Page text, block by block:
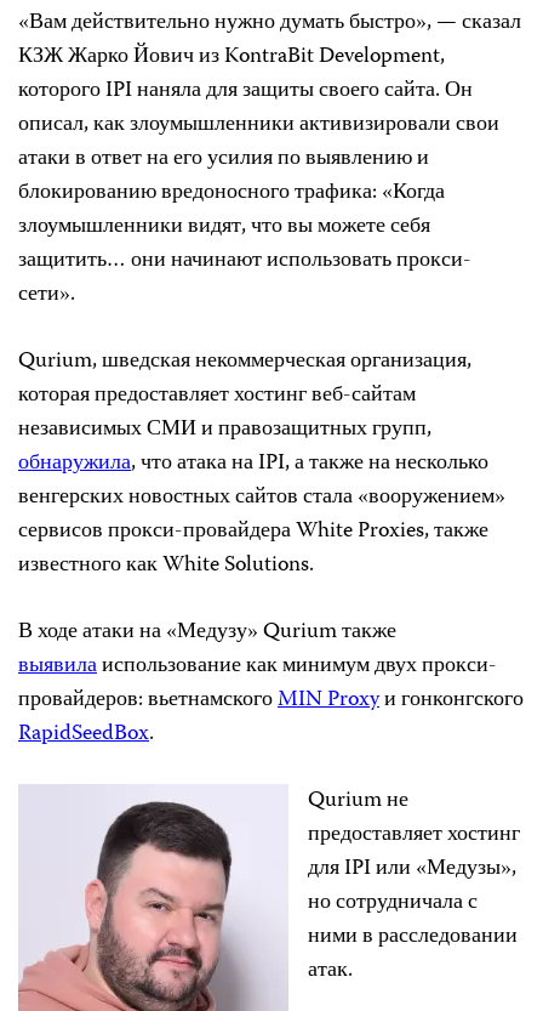
«Вам действительно нужно думать быстро», — сказал
КЗЖ Жарко Йович из KontraBit Development,
которого IPI наняла для защиты своего сайта. Он
описал, как злоумышленники активизировали свои
атаки в ответ на его усилия по выявлению и
блокированию вредоносного трафика: «Когда
злоумышленники видят, что вы можете себя
защитить… они начинают использовать прокси-
сети».
Qurium, шведская некоммерческая организация,
которая предоставляет хостинг веб-сайтам
независимых СМИ и правозащитных групп,
обнаружила, что атака на IPI, а также на несколько
венгерских новостных сайтов стала «вооружением»
сервисов прокси-провайдера White Proxies, также
известного как White Solutions.
В ходе атаки на «Медузу» Qurium также
выявилаиспользование как минимум двух прокси-
провайдеров: вьетнамскогоMIN Proxyи гонконгского
RapidSeedBox.
Qurium не
предоставляет хостинг
для IPI или «Медузы»,
но сотрудничала с
ними в расследовании
атак.